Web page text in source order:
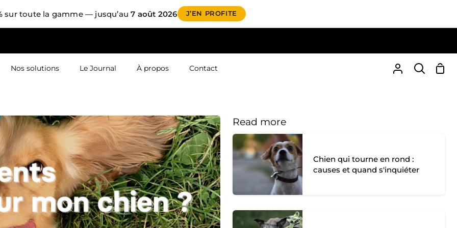
sur toute la gamme — jusqu’au7 août 2026 J’EN PROFITE
Nos solutions Le Journal À propos Contact
My
Search
Read more
Chien qui tourne en rond :
causes et quand s'inquiéter